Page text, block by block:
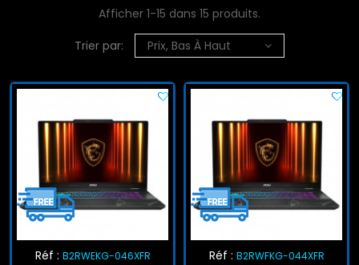
Afficher 1-15 dans 15 produits.
Trier par:
Prix, Bas À Haut
Réf : B2RWEKG-046XFR Réf : B2RWFKG-044XFR